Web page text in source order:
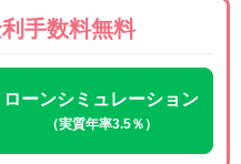
手数料無料
ローンシミュレーション
（実質年率3.5％）